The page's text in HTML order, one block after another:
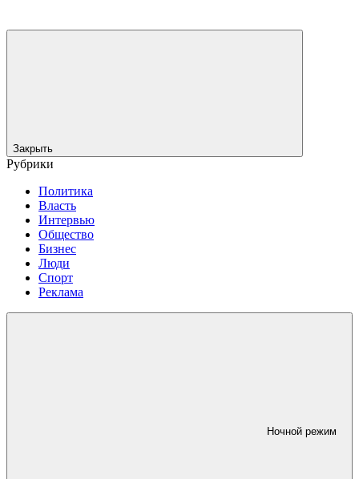
Закрыть
Рубрики
Политика
Власть
Интервью
Общество
Бизнес
Люди
Спорт
Реклама
Ночной режим